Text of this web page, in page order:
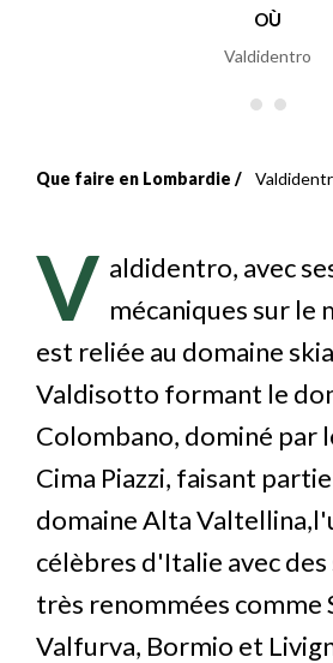
OÙ
Valdidentro
Fil
d'Ariane
Que faire en Lombardie
V aldidentro, avec
mécaniques sur le
est reliée au domaine
Valdisotto formant le
Colombano, dominé par
Cima Piazzi, faisant
domaine Alta
célèbres d'Italie avec
très renommées comme
Valfurva, Bormio et